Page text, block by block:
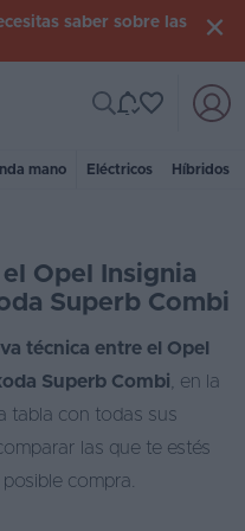
saber sobre las
mano Eléctricos Híbridos
Opel Insignia
Superb Combi
técnica entre el Opel
Superb Combi , en la
tabla con todas sus
las que te estés
compra.